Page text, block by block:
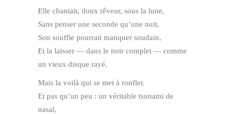
Elle chantait, doux rêveur, sous la lune,
Sans penser une seconde qu’une nuit,
Son souffle pourrait manquer soudain,
Et la laisser — dans le noir complet — comme
un vieux disque rayé.
Mais la voilà qui se met à ronfler.
Et pas qu’un peu : un véritable tsunami de
nasal,